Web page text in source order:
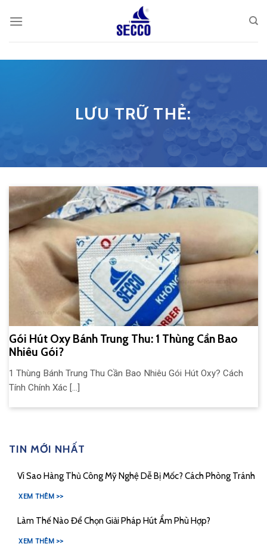
LƯU TRỮ THẺ:
Gói Hút Oxy Bánh Trung Thu: 1 Thùng Cần Bao
Nhiêu Gói?
1 Thùng Bánh Trung Thu Cần Bao Nhiêu Gói Hút Oxy? Cách
Tính Chính Xác [...]
TIN MỚI NHẤT
Vì Sao Hàng Thủ Công Mỹ Nghệ Dễ Bị Mốc? Cách Phòng Tránh
XEM THÊM >>
Làm Thế Nào Để Chọn Giải Pháp Hút Ẩm Phù Hợp?
XEM THÊM >>